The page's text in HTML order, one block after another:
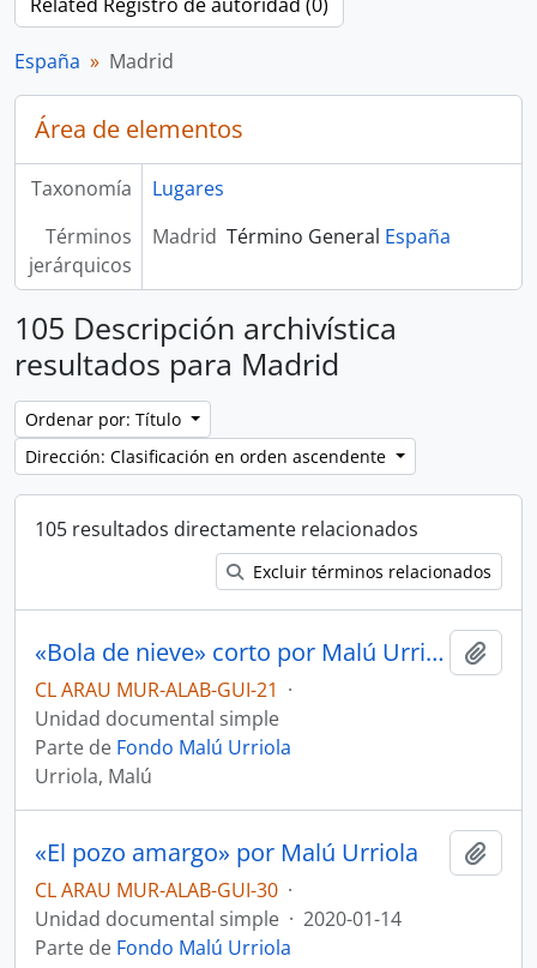
España Madrid
Área de elementos
Taxonomía
Lugares
Términos
jerárquicos
Madrid Término General España
105 Descripción archivística
resultados para Madrid
Ordenar por: Título
Dirección: Clasificación en orden ascendente
105 resultados directamente relacionados
Excluir términos relacionados
«Bola de nieve» corto por Malú Urriola
CL ARAU MUR-ALAB-GUI-21 ·
Unidad documental simple
Parte de Fondo Malú Urriola
Urriola, Malú
«El pozo amargo» por Malú Urriola
CL ARAU MUR-ALAB-GUI-30 ·
Unidad documental simple · 2020-01-14
Parte de Fondo Malú Urriola